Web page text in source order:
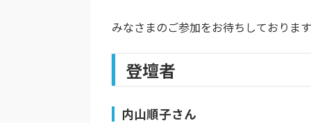
みなさまのご参加をお待ちしておりま
登壇者
内山順子さん